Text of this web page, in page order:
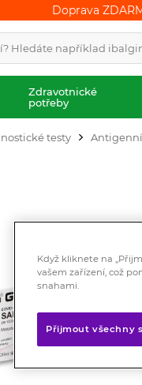
Doprava
Doprava
Zdravotnické
potřeby
testy
Když kliknete na
vašem zařízení, což
snahami.
Přijmout všechny